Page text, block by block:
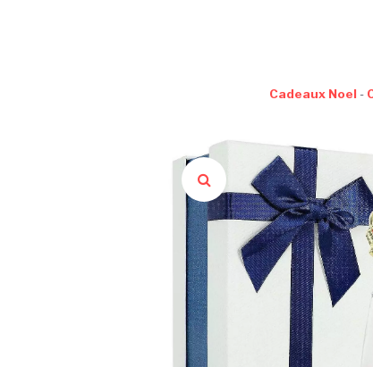
Cadeaux Noel -